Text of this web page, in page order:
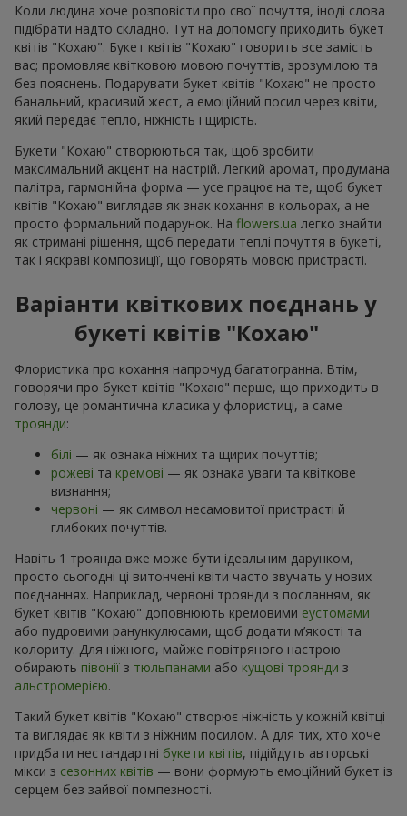
Коли людина хоче розповісти про свої почуття, іноді слова
підібрати надто складно. Тут на допомогу приходить букет
квітів "Кохаю". Букет квітів "Кохаю" говорить все замість
вас; промовляє квітковою мовою почуттів, зрозумілою та
без пояснень. Подарувати букет квітів "Кохаю" не просто
банальний, красивий жест, а емоційний посил через квіти,
який передає тепло, ніжність і щирість.
Букети "Кохаю" створюються так, щоб зробити
максимальний акцент на настрій. Легкий аромат, продумана
палітра, гармонійна форма — усе працює на те, щоб букет
квітів "Кохаю" виглядав як знак кохання в кольорах, а не
просто формальний подарунок. На flowers.ua легко знайти
як стримані рішення, щоб передати теплі почуття в букеті,
так і яскраві композиції, що говорять мовою пристрасті.
Варіанти квіткових поєднань у
букеті квітів "Кохаю"
Флористика про кохання напрочуд багатогранна. Втім,
говорячи про букет квітів "Кохаю" перше, що приходить в
голову, це романтична класика у флористиці, а саме
троянди:
білі — як ознака ніжних та щирих почуттів;
рожеві та кремові — як ознака уваги та квіткове
визнання;
червоні — як символ несамовитої пристрасті й
глибоких почуттів.
Навіть 1 троянда вже може бути ідеальним дарунком,
просто сьогодні ці витончені квіти часто звучать у нових
поєднаннях. Наприклад, червоні троянди з посланням, як
букет квітів "Кохаю" доповнюють кремовими еустомами
або пудровими ранункулюсами, щоб додати м’якості та
колориту. Для ніжного, майже повітряного настрою
обирають півонії з тюльпанами або кущові троянди з
альстромерією.
Такий букет квітів "Кохаю" створює ніжність у кожній квітці
та виглядає як квіти з ніжним посилом. А для тих, хто хоче
придбати нестандартні букети квітів, підійдуть авторські
мікси з сезонних квітів — вони формують емоційний букет із
серцем без зайвої помпезності.